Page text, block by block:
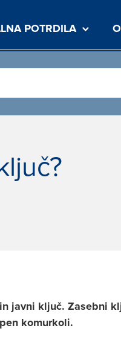
POTRDILA
javni ključ. Zasebni
komurkoli.